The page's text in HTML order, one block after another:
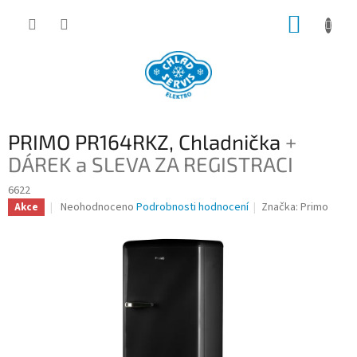
PRIMO PR164RKZ, Chladnička +
DÁREK a SLEVA ZA REGISTRACI
6622
Akce
Průměrné
Neohodnoceno Podrobnosti hodnocení Značka:Primo